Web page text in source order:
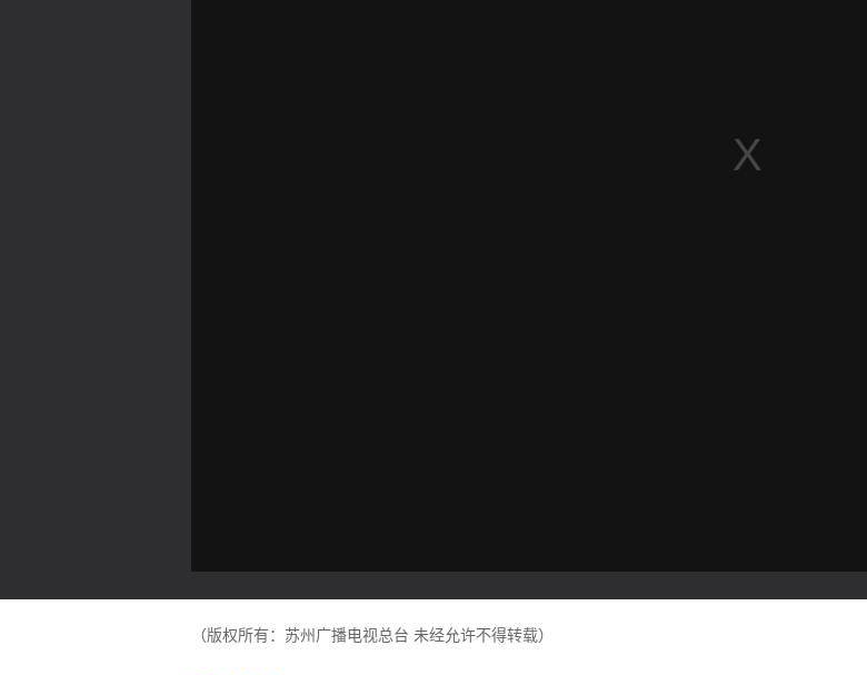
（版权所有：苏州广播电视总台 未经允许不得转载）